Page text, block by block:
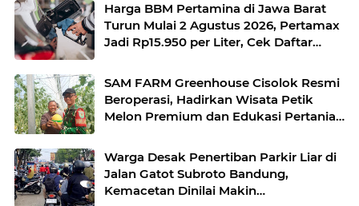
Harga BBM Pertamina di Jawa Barat
Turun Mulai 2 Agustus 2026, Pertamax
Jadi Rp15.950 per Liter, Cek Daftar
SAM FARM Greenhouse Cisolok Resmi
Beroperasi, Hadirkan Wisata Petik
Melon Premium dan Edukasi Pertanian
Warga Desak Penertiban Parkir Liar di
Jalan Gatot Subroto Bandung,
Kemacetan Dinilai Makin